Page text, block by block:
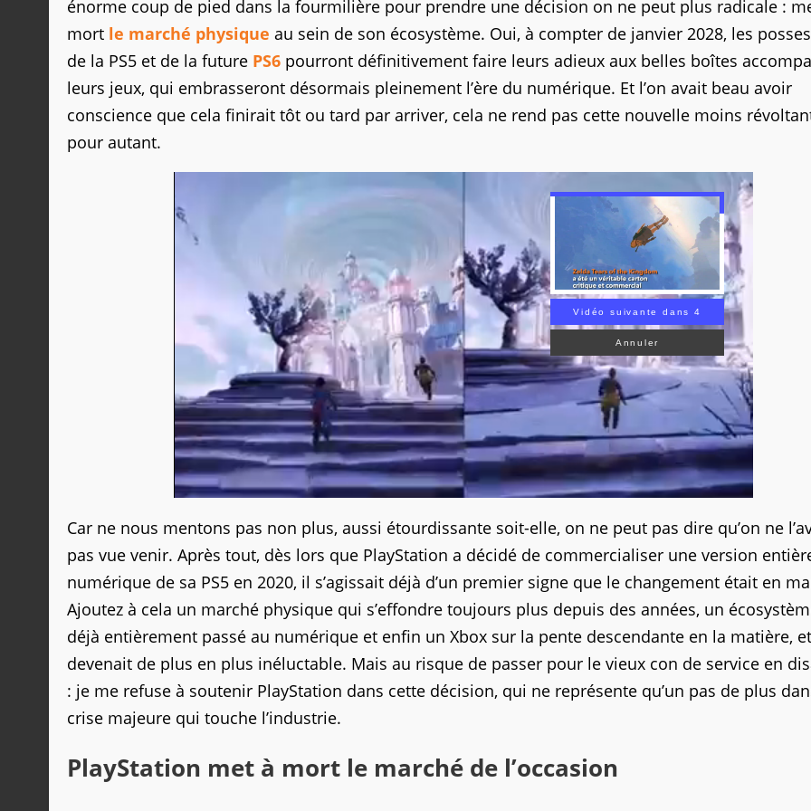
énorme coup de pied dans la fourmilière pour prendre une décision on ne peut plus radicale :
mort le marché physique au sein de son écosystème. Oui, à compter de janvier 2028, les
de la PS5 et de la future PS6 pourront définitivement faire leurs adieux aux belles boîtes
leurs jeux, qui embrasseront désormais pleinement l’ère du numérique. Et l’on avait beau avoir
conscience que cela finirait tôt ou tard par arriver, cela ne rend pas cette nouvelle moins
pour autant.
Vidéo suivante dans 3
Annuler
Car ne nous mentons pas non plus, aussi étourdissante soit-elle, on ne peut pas dire qu’on ne
pas vue venir. Après tout, dès lors que PlayStation a décidé de commercialiser une version
numérique de sa PS5 en 2020, il s’agissait déjà d’un premier signe que le changement était en
Ajoutez à cela un marché physique qui s’effondre toujours plus depuis des années, un
déjà entièrement passé au numérique et enfin un Xbox sur la pente descendante en la matière,
devenait de plus en plus inéluctable. Mais au risque de passer pour le vieux con de service en
: je me refuse à soutenir PlayStation dans cette décision, qui ne représente qu’un pas de plus
crise majeure qui touche l’industrie.
PlayStation met à mort le marché de l’occasion